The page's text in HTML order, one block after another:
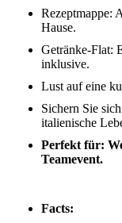
Rezeptmappe:
Hause.
Getränke-Flat:
inklusive.
Lust auf eine
Sichern Sie
italienische
Perfekt für:
Teamevent.
Facts: